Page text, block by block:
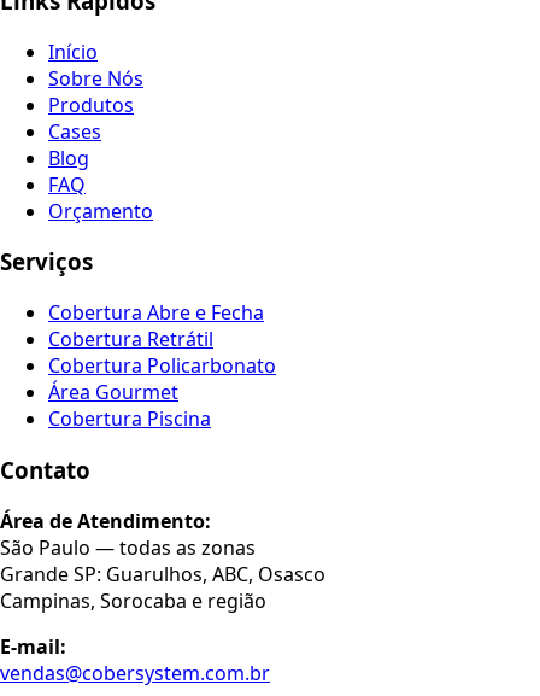
Início
Sobre Nós
Produtos
Cases
Blog
FAQ
Orçamento
Serviços
Cobertura Abre e Fecha
Cobertura Retrátil
Cobertura Policarbonato
Área Gourmet
Cobertura Piscina
Contato
Área de Atendimento:
São Paulo — todas as zonas
Grande SP: Guarulhos, ABC, Osasco
Campinas, Sorocaba e região
E-mail:
vendas@cobersystem.com.br